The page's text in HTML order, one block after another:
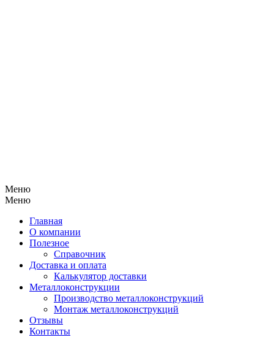
Меню
Меню
Главная
О компании
Полезное
Справочник
Доставка и оплата
Калькулятор доставки
Металлоконструкции
Производство металлоконструкций
Монтаж металлоконструкций
Отзывы
Контакты